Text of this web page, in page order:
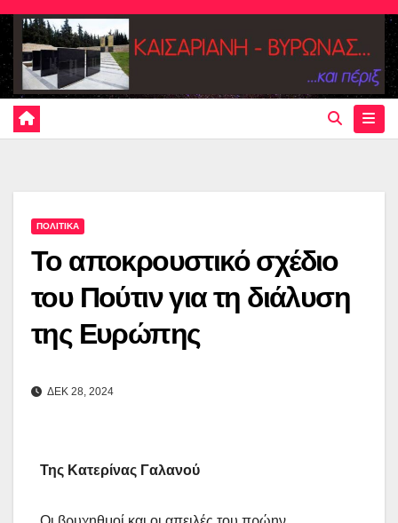
Skip
content
ΠΟΛΙΤΙΚΑ
Το αποκρουστικό σχέδιο
του Πούτιν για τη διάλυση
της Ευρώπης
ΔΕΚ 28, 2024
Της Κατερίνας Γαλανού